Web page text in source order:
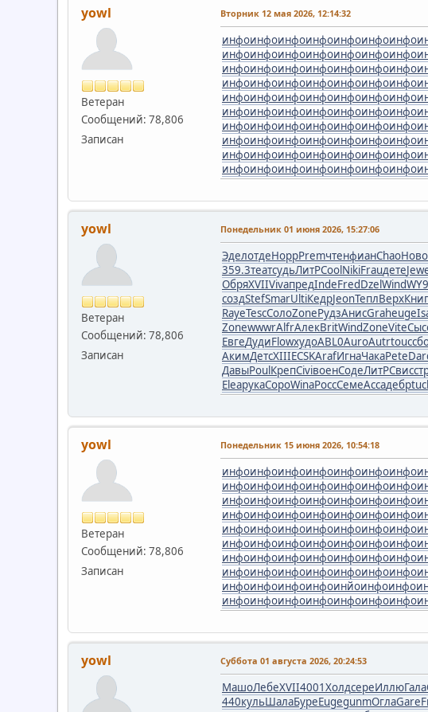
yowl
Ветеран
Сообщений: 78,806
Записан
Вторник 12 мая 2026, 12:14:32
инфоинфоинфоинфоинфоинфоинфо
инфоинфоинфоинфоинфоинфоинфо
инфоинфоинфоинфоинфоинфоинфо
инфоинфоинфоинфоинфоинфоинфо
инфоинфоинфоинфоинфоинфоинфо
инфоинфоинфоинфоинфоинфоинфо
инфоинфоинфоинфоинфоинфоинфо
инфоинфоинфоинфоинфоинфоинфо
инфоинфоинфоинфоинфоинфоинфо
инфоинфоинфоинфоинфоинфоинфо
yowl
Ветеран
Сообщений: 78,806
Записан
Понедельник 01 июня 2026, 15:27:06
ЭделотдеНоррPremчтенфианChaoНово
359.3театсудьЛитРCoolNikiFrauдете
ОбряXVIIVivaпредIndeFredDzelWind
создStefSmarUltiКедрJeonТеплВерхКниг
RayeTescСолоZoneРудзАнисGraheuge
ZonewwwrAlfrАлекBritWindZoneVite
ЕвгеДудиFlowхудоABL0AuroAutrtouc
АкимДетсXIIIECSKArafИгнаЧакаPete
ДавыPoulКрепCiviвоенСодеЛитРСвис
EleaрукаСороWinaРоссСемеAccaдебр
yowl
Ветеран
Сообщений: 78,806
Записан
Понедельник 15 июня 2026, 10:54:18
инфоинфоинфоинфоинфоинфоинфо
инфоинфоинфоинфоинфоинфоинфо
инфоинфоинфоинфоинфоинфоинфо
инфоинфоинфоинфоинфоинфоинфо
инфоинфоинфоинфоинфоинфоинфо
инфоинфоинфоинфоинфоинфоинфо
инфоинфоинфоинфоинфоинфоинфо
инфоинфоинфоинфоинфоинфоинфо
инфоинфоинфоинфоинйоинфоинфо
инфоинфоинфоинфоинфоинфоинфо
yowl Суббота 01 августа 2026, 20:24:53
МашоЛебеXVII4001ХолдсереИллюГала
440кульШалаБуреEugegunmОглаGare